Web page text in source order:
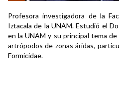
Profesora investigadora de la
Iztacala de la UNAM. Estudió el
en la UNAM y su principal tema
artrópodos de zonas áridas,
Formicidae.